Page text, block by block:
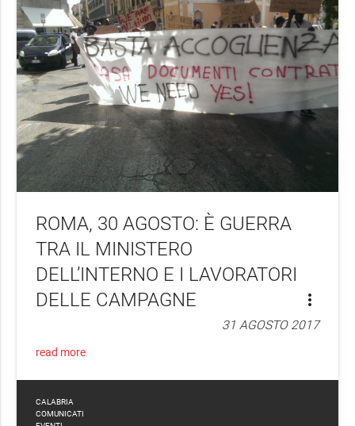
ROMA, 30 AGOSTO: Ѐ GUERRA
TRA IL MINISTERO
DELL’INTERNO E I LAVORATORI
DELLE CAMPAGNE
more_vert
31 AGOSTO 2017
read more
CALABRIA
COMUNICATI